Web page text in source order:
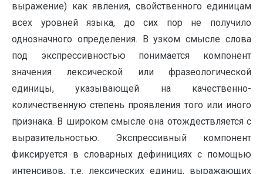
выражение) как явления, свойственного единицам
всех уровней языка, до сих пор не получило
однозначного определения. В узком смысле слова
под экспрессивностью понимается компонент
значения лексической или фразеологической
единицы, указывающей на качественно-
количественную степень проявления того или иного
признака. В широком смысле она отождествляется с
выразительностью. Экспрессивный компонент
фиксируется в словарных дефинициях с помощью
интенсивов, т.е. лексических единиц, выражающих